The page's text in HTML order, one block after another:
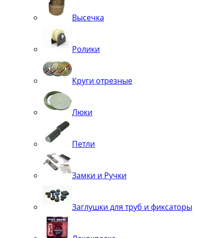
Высечка
Ролики
Круги отрезные
Люки
Петли
Замки и Ручки
Заглушки для труб и фиксаторы